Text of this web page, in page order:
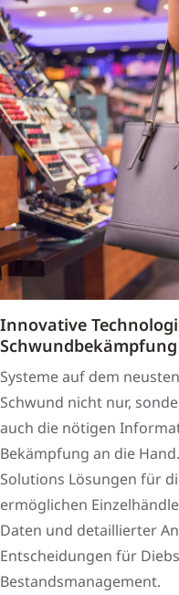
Innovative
Schwundbekämpfung
Systeme auf dem
Schwund nicht nur,
auch die nötigen
Bekämpfung an die
Solutions Lösungen für
ermöglichen
Daten und detaillierter
Entscheidungen für
Bestandsmanagement.